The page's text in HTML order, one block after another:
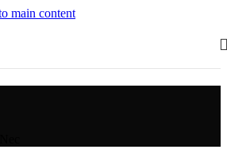
main content